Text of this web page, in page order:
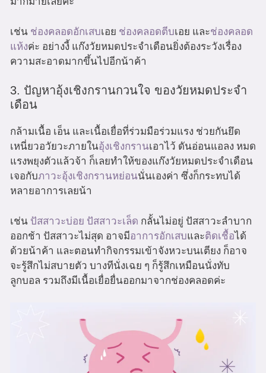
เช่น ช่องคลอดอักเสบเอย ช่องคลอดตีบเอย และช่องคลอด
แห้งค่ะ อย่างงี้ แก๊งวัยหมดประจำเดือนยิ่งต้องระวังเรื่อง
ความสะอาดมากขึ้นไปอีกน้าค้า
3. ปัญหาอุ้งเชิงกรานกวนใจ ของวัยหมดประจำ
เดือน
กล้ามเนื้อ เอ็น และเนื้อเยื่อที่ร่วมมือร่วมแรง ช่วยกันยึด
เหนี่ยวอวัยวะภายในอุ้งเชิงกรานเอาไว้ ดันอ่อนแอลง หมด
แรงพยุงตัวแล้วจ้า ก็เลยทำให้ของแก๊งวัยหมดประจำเดือน
เจอกับภาวะอุ้งเชิงกรานหย่อนนั่นเองค่า ซึ่งก็กระทบได้
หลายอาการเลยน้า
เช่น ปัสสาวะบ่อย ปัสสาวะเล็ด กลั้นไม่อยู่ ปัสสาวะลำบาก
ออกช้า ปัสสาวะไม่สุด อาจมีอาการอักเสบและติดเชื้อได้
ด้วยน้าค้า และตอนทำกิจกรรมเข้าจังหวะบนเตียง ก็อาจ
จะรู้สึกไม่สบายตัว บางทีนั่งเฉย ๆ ก็รู้สึกเหมือนนั่งทับ
ลูกบอล รวมถึงมีเนื้อเยื่อยื่นออกมาจากช่องคลอดค่ะ